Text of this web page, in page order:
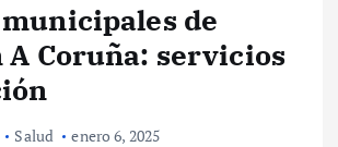
de
A Coruña: servicios
Salud enero 6, 2025